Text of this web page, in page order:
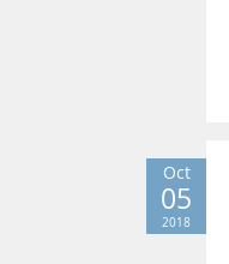
Oct
05
2018